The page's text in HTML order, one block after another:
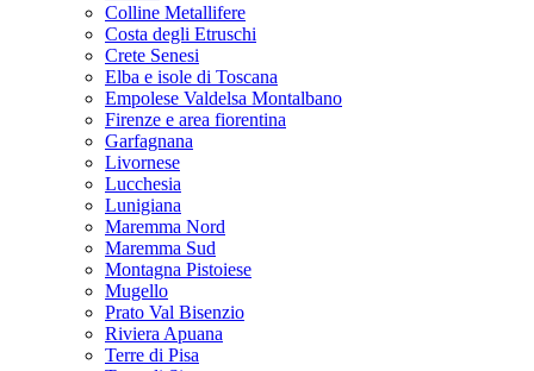
Colline Metallifere
Costa degli Etruschi
Crete Senesi
Elba e isole di Toscana
Empolese Valdelsa Montalbano
Firenze e area fiorentina
Garfagnana
Livornese
Lucchesia
Lunigiana
Maremma Nord
Maremma Sud
Montagna Pistoiese
Mugello
Prato Val Bisenzio
Riviera Apuana
Terre di Pisa